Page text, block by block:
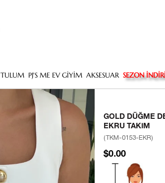
TULUM PJ'S ME EV GİYİM AKSESUAR SEZON
GOLD DÜĞME
EKRU TAKIM
(TKM-0153-EKR)
$0.00